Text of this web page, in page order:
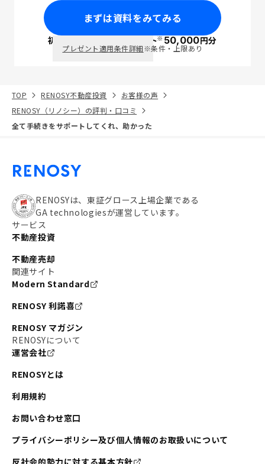
まずは資料をみてみる
初回面談で ポイント※50,000円分
プレゼント適用条件詳細※条件・上限あり
TOP RENOSY不動産投資
お客様の声
RENOSY（リノシー）の評判・口コミ
全て手続きをサポートしてくれ、助かった
RENOSYは、東証グロース上場企業である
GA technologiesが運営しています。
サービス
不動産投資
不動産売却
関連サイト
Modern Standard
RENOSY 利諾喜
RENOSY マガジン
RENOSYについて
運営会社
RENOSYとは
利用規約
お問い合わせ窓口
プライバシーポリシー及び個人情報のお取扱いについて
反社会的勢力に対する基本方針